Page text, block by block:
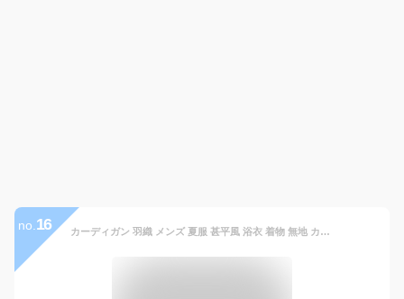
no. 16 カーディガン 羽織 メンズ 夏服 甚平風 浴衣 着物 無地 カジュアル 七分袖 チャイナ風 シャツ ジャケット 男性用甚平 涼しい 大きいサイズ はおり カーデ 40代 50代 夏用 部屋着 漢服 お祭り 夏祭り 秋祭り 花火大会 和装 チャイナ服 ルームウエア ダンス 父の日